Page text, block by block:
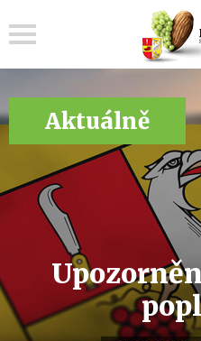
Aktuálně